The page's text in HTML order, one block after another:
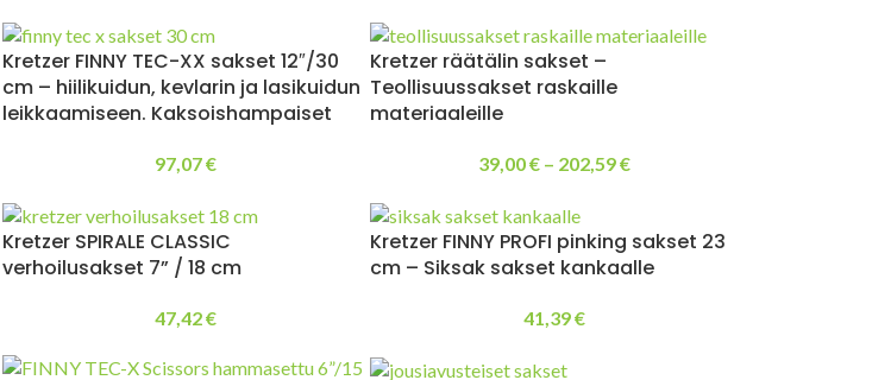
Kretzer FINNY TEC-XX sakset 12″/30
cm – hiilikuidun, kevlarin ja lasikuidun
leikkaamiseen. Kaksoishampaiset
97,07€
Kretzer räätälin sakset –
Teollisuussakset raskaille
materiaaleille
39,00€ – 202,59€
Kretzer SPIRALE CLASSIC
verhoilusakset 7” / 18 cm
47,42€
Kretzer FINNY PROFI pinking sakset 23
cm – Siksak sakset kankaalle
41,39€